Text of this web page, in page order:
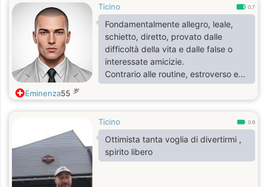
Ticino 0.7
Fondamentalmente allegro, leale,
schietto, diretto, provato dalle
difficoltà della vita e dalle false o
interessate amicizie.
Contrario alle routine, estroverso e
senza schemi conformistici.
Eminenza55 岁
Ticino 0.9
Ottimista tanta voglia di divertirmi ,
spirito libero